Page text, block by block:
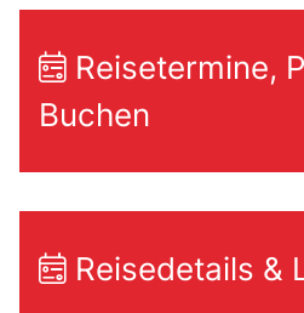
Reisetermine,
Buchen
Reisedetails &